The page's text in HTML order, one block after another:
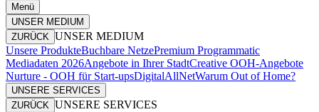
Menü
UNSER MEDIUM
ZURÜCK UNSER MEDIUM
Unsere ProdukteBuchbare NetzePremium Programmatic
Mediadaten 2026Angebote in Ihrer StadtCreative OOH-Angebote
Nurture - OOH für Start-upsDigitalAllNetWarum Out of Home?
UNSERE SERVICES
ZURÜCK UNSERE SERVICES